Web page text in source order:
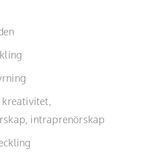
intraprenörskap